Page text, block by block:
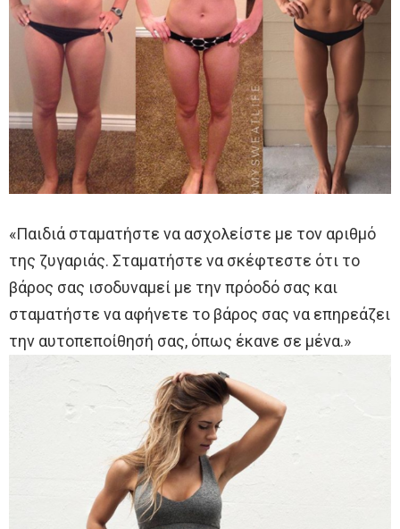
«Παιδιά σταματήστε να ασχολείστε με τον αριθμό
της ζυγαριάς. Σταματήστε να σκέφτεστε ότι το
βάρος σας ισοδυναμεί με την πρόοδό σας και
σταματήστε να αφήνετε το βάρος σας να επηρεάζει
την αυτοπεποίθησή σας, όπως έκανε σε μένα.»